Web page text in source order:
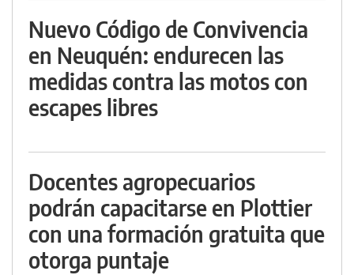
Nuevo Código de Convivencia
en Neuquén: endurecen las
medidas contra las motos con
escapes libres
Docentes agropecuarios
podrán capacitarse en Plottier
con una formación gratuita que
otorga puntaje